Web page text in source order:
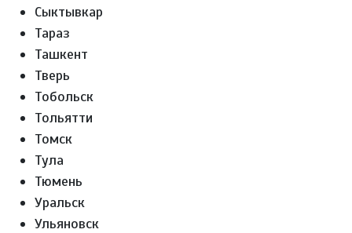
Сыктывкар
Тараз
Ташкент
Тверь
Тобольск
Тольятти
Томск
Тула
Тюмень
Уральск
Ульяновск